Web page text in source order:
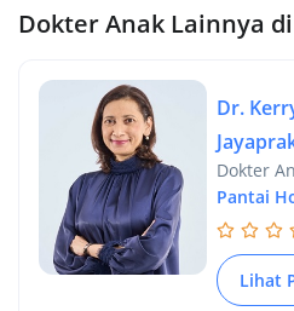
Dokter Anak Lainnya
Dr.
Dokter
Pantai
Lihat